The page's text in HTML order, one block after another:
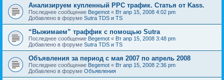
Анализируем купленный PPC трафик. Статья от Kass.
Последнее сообщение Begemot « Вт апр 15, 2008 4:02 pm
Добавлено в форуме Sutra TDS и TS
“Выжимаем” траффик с помощью Sutra
Последнее сообщение Begemot « Вт апр 15, 2008 3:48 pm
Добавлено в форуме Sutra TDS и TS
Объявления за период с мая 2007 по апрель 2008
Последнее сообщение Begemot « Вт апр 15, 2008 2:36 pm
Добавлено в форуме Объявления